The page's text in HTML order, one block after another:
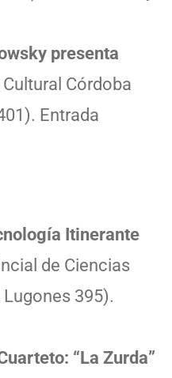
presenta
Córdoba
Entrada
Itinerante
de Ciencias
395).
“La Zurda”